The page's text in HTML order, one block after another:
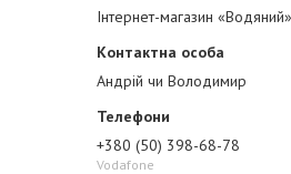
Інтернет-магазин «Водяний»
Андрій чи Володимир
+380 (50) 398-68-78
Vodafone